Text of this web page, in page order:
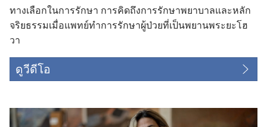
ทางเลือกในการรักษา การคิดถึงการรักษาพยาบาลและหลัก
จริยธรรมเมื่อแพทย์ทำการรักษาผู้ป่วยที่เป็นพยานพระยะโฮ
วา
ดูวีดีโอ